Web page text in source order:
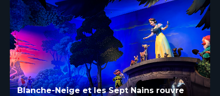
Blanche-Neige et les Sept Nains rouvre